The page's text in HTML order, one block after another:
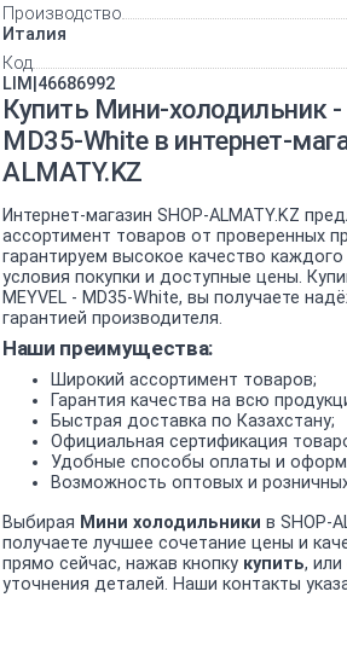
Производство
Италия
Код
LIM|46686992
Купить Мини-холодильник -
MD35-White в интернет-
ALMATY.KZ
Интернет-магазин SHOP-ALMATY.KZ
ассортимент товаров от проверенных
гарантируем высокое качество
условия покупки и доступные цены.
MEYVEL - MD35-White, вы получаете
гарантией производителя.
Наши преимущества:
Широкий ассортимент товаров;
Гарантия качества на всю
Быстрая доставка по Казахстану;
Официальная сертификация
Удобные способы оплаты и
Возможность оптовых и
Выбирая Мини холодильники в SHOP-
получаете лучшее сочетание цены и
прямо сейчас, нажав кнопку купить,
уточнения деталей. Наши контакты